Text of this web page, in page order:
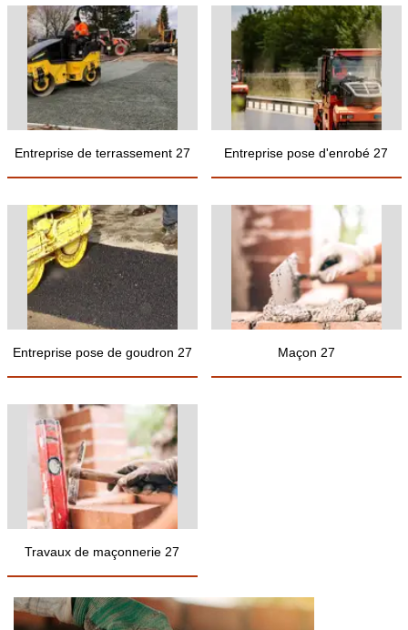
Entreprise de terrassement 27 Entreprise pose d'enrobé 27
Entreprise pose de goudron 27 Maçon 27
Travaux de maçonnerie 27